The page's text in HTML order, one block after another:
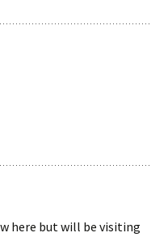
here but will be visiting